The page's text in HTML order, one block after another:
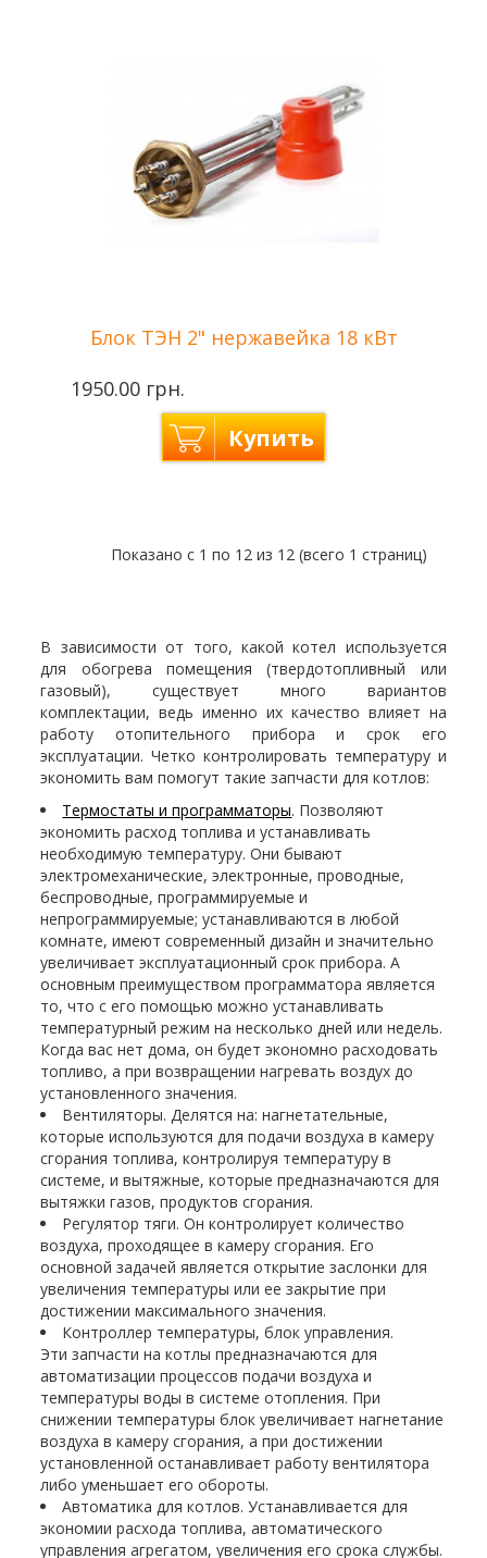
Блок ТЭН 2" нержавейка 18 кВт
1950.00 грн.
Купить
Показано с 1 по 12 из 12 (всего 1 страниц)
В зависимости от того, какой котел используется
для обогрева помещения (твердотопливный или
газовый), существует много вариантов
комплектации, ведь именно их качество влияет на
работу отопительного прибора и срок его
эксплуатации. Четко контролировать температуру и
экономить вам помогут такие запчасти для котлов:
Термостаты и программаторы. Позволяют
экономить расход топлива и устанавливать
необходимую температуру. Они бывают
электромеханические, электронные, проводные,
беспроводные, программируемые и
непрограммируемые; устанавливаются в любой
комнате, имеют современный дизайн и значительно
увеличивает эксплуатационный срок прибора. А
основным преимуществом программатора является
то, что с его помощью можно устанавливать
температурный режим на несколько дней или недель.
Когда вас нет дома, он будет экономно расходовать
топливо, а при возвращении нагревать воздух до
установленного значения.
Вентиляторы. Делятся на: нагнетательные,
которые используются для подачи воздуха в камеру
сгорания топлива, контролируя температуру в
системе, и вытяжные, которые предназначаются для
вытяжки газов, продуктов сгорания.
Регулятор тяги. Он контролирует количество
воздуха, проходящее в камеру сгорания. Его
основной задачей является открытие заслонки для
увеличения температуры или ее закрытие при
достижении максимального значения.
Контроллер температуры, блок управления.
Эти запчасти на котлы предназначаются для
автоматизации процессов подачи воздуха и
температуры воды в системе отопления. При
снижении температуры блок увеличивает нагнетание
воздуха в камеру сгорания, а при достижении
установленной останавливает работу вентилятора
либо уменьшает его обороты.
Автоматика для котлов. Устанавливается для
экономии расхода топлива, автоматического
управления агрегатом, увеличения его срока службы.